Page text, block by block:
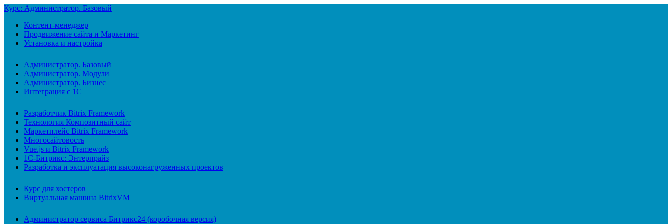
Курс: Администратор. Базовый
Контент-менеджер
Продвижение сайта и Маркетинг
Установка и настройка
Администратор. Базовый
Администратор. Модули
Администратор. Бизнес
Интеграция с 1С
Разработчик Bitrix Framework
Технология Композитный сайт
Маркетплейс Bitrix Framework
Многосайтовость
Vue.js и Bitrix Framework
1С-Битрикс: Энтерпрайз
Разработка и эксплуатация высоконагруженных проектов
Курс для хостеров
Виртуальная машина BitrixVM
Администратор сервиса Битрикс24 (коробочная версия)